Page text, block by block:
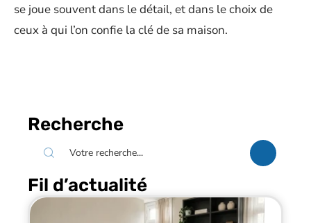
se joue souvent dans le détail, et dans le choix de
ceux à qui l’on confie la clé de sa maison.
Recherche
Fil d’actualité